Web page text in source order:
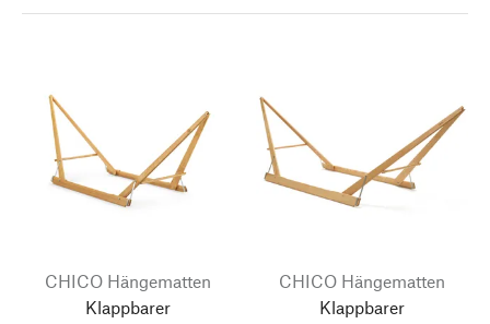
CHICO Hängematten
Klappbarer
CHICO Hängematten
Klappbarer